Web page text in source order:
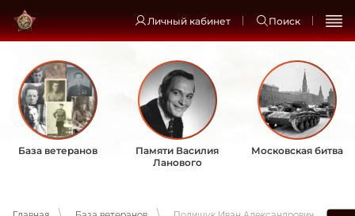
Личный кабинет Поиск
База ветеранов
Памяти Василия
Ланового
Московская битва